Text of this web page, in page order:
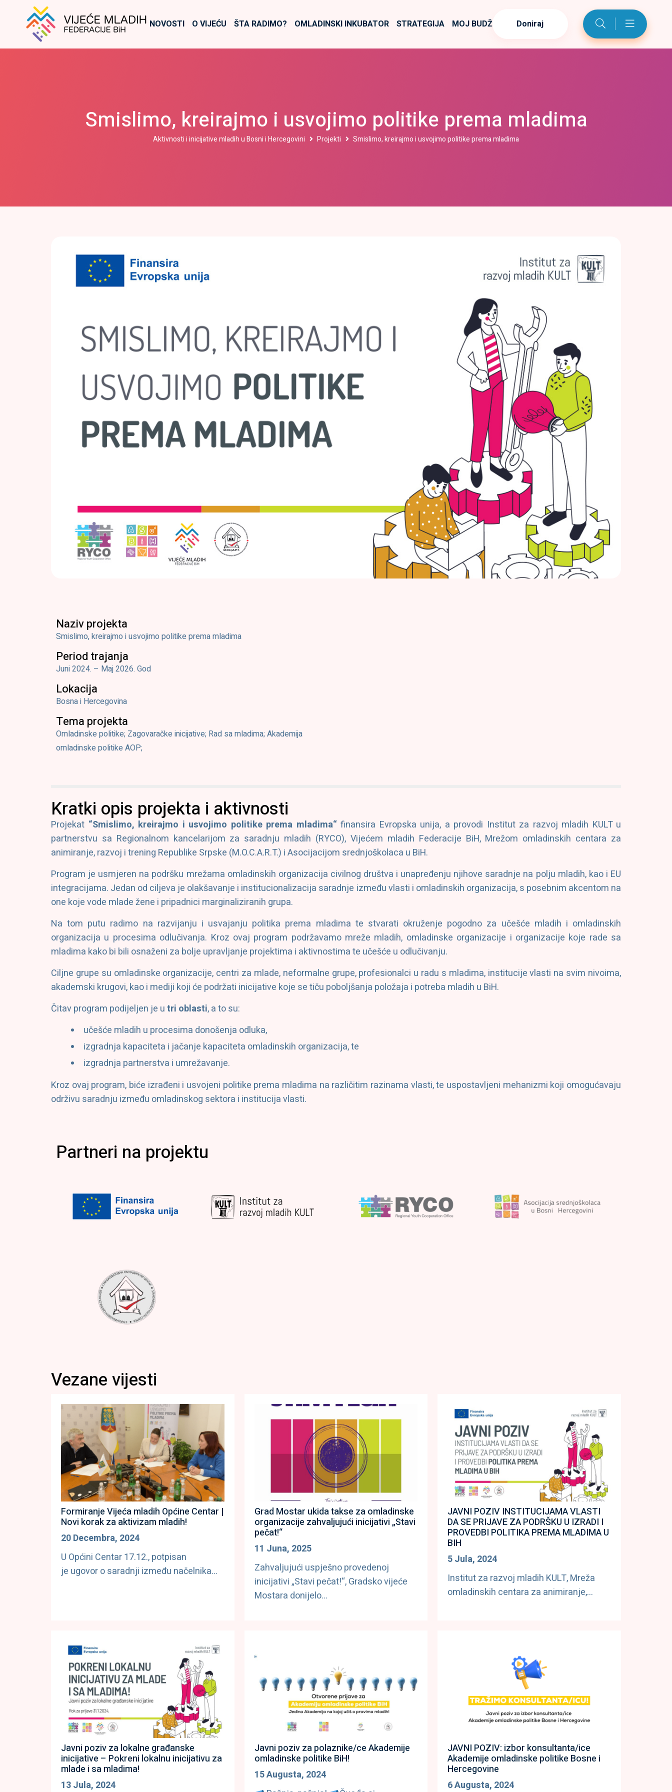
NOVOSTI O VIJEĆU ŠTA RADIMO? OMLADINSKI INKUBATOR STRATEGIJA MOJ BUDŽET Doniraj
Smislimo, kreirajmo i usvojimo politike prema mladima
Aktivnosti i inicijative mladih u Bosni i Hercegovini Projekti Smislimo, kreirajmo i usvojimo politike prema mladima
Naziv projekta
Smislimo, kreirajmo i usvojimo politike prema mladima
Period trajanja
Juni 2024. – Maj 2026. God
Lokacija
Bosna i Hercegovina
Tema projekta
Omladinske politike; Zagovaračke inicijative; Rad sa mladima; Akademija
omladinske politike AOP;
Kratki opis projekta i aktivnosti
Projekat “Smislimo, kreirajmo i usvojimo politike prema mladima“ finansira Evropska unija, a provodi Institut za razvoj mladih KULT u
partnerstvu sa Regionalnom kancelarijom za saradnju mladih (RYCO), Vijećem mladih Federacije BiH, Mrežom omladinskih centara za
animiranje, razvoj i trening Republike Srpske (M.O.C.A.R.T.) i Asocijacijom srednjoškolaca u BiH.
Program je usmjeren na podršku mrežama omladinskih organizacija civilnog društva i unapređenju njihove saradnje na polju mladih, kao i EU
integracijama. Jedan od ciljeva je olakšavanje i institucionalizacija saradnje između vlasti i omladinskih organizacija, s posebnim akcentom na
one koje vode mlade žene i pripadnici marginaliziranih grupa.
Na tom putu radimo na razvijanju i usvajanju politika prema mladima te stvarati okruženje pogodno za učešće mladih i omladinskih
organizacija u procesima odlučivanja. Kroz ovaj program podržavamo mreže mladih, omladinske organizacije i organizacije koje rade sa
mladima kako bi bili osnaženi za bolje upravljanje projektima i aktivnostima te učešće u odlučivanju.
Ciljne grupe su omladinske organizacije, centri za mlade, neformalne grupe, profesionalci u radu s mladima, institucije vlasti na svim nivoima,
akademski krugovi, kao i mediji koji će podržati inicijative koje se tiču poboljšanja položaja i potreba mladih u BiH.
Čitav program podijeljen je utri oblasti, a to su:
učešće mladih u procesima donošenja odluka,
izgradnja kapaciteta i jačanje kapaciteta omladinskih organizacija, te
izgradnja partnerstva i umrežavanje.
Kroz ovaj program, biće izrađeni i usvojeni politike prema mladima na različitim razinama vlasti, te uspostavljeni mehanizmi koji omogućavaju
održivu saradnju između omladinskog sektora i institucija vlasti.
Partneri na projektu
Vezane vijesti
Formiranje Vijeća mladih Općine Centar |
Novi korak za aktivizam mladih!
20 Decembra, 2024
U Općini Centar 17.12., potpisan
je ugovor o saradnji između načelnika…
Grad Mostar ukida takse za omladinske
organizacije zahvaljujući inicijativi „Stavi
pečat!“
11 Juna, 2025
Zahvaljujući uspješno provedenoj
inicijativi „Stavi pečat!“, Gradsko vijeće
Mostara donijelo…
JAVNI POZIV INSTITUCIJAMA VLASTI
DA SE PRIJAVE ZA PODRŠKU U IZRADI I
PROVEDBI POLITIKA PREMA MLADIMA U
BIH
5 Jula, 2024
Institut za razvoj mladih KULT, Mreža
omladinskih centara za animiranje,…
Javni poziv za lokalne građanske
inicijative – Pokreni lokalnu inicijativu za
mlade i sa mladima!
13 Jula, 2024
Javni poziv za polaznike/ce Akademije
omladinske politike BiH!
15 Augusta, 2024
JAVNI POZIV: izbor konsultanta/ice
Akademije omladinske politike Bosne i
Hercegovine
6 Augusta, 2024